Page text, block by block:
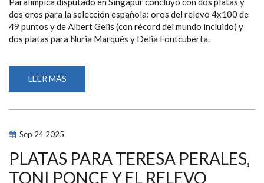
dos oros para la selección española: oros del relevo 4x100 de
49 puntos y de Albert Gelis (con récord del mundo incluido) y
dos platas para Nuria Marqués y Delia Fontcuberta.
LEER MÁS
RÉCORD
PLATAS
EN
LA
PENÚLTIMA
Sep 24 2025
PLATAS PARA TERESA PERALES,
TONI PONCE Y EL RELEVO